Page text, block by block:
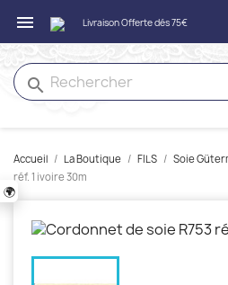
🌍

search
Accueil La Boutique FILS Soie
réf. 1 ivoire 30m